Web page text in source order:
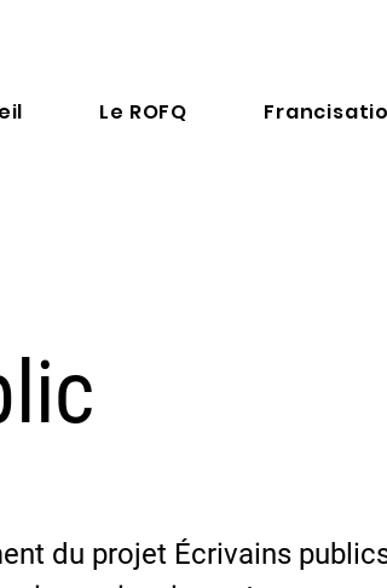
Le ROFQ
du projet Écrivains